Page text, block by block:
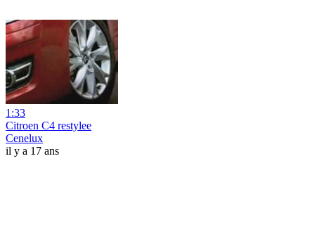
1:33
Citroen C4 restylee
Cenelux
il y a 17 ans